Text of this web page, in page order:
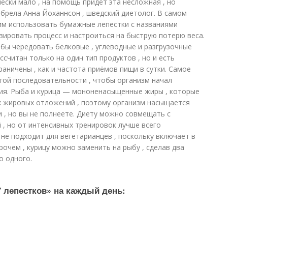
Анна Йоханнсон , шведский диетолог. В самом
использовать бумажные лепестки с названиями
процесс и настроиться на быструю потерю веса.
чередовать белковые , углеводные и разгрузочные
только на один тип продуктов , но и есть
, как и частота приёмов пищи в сутки. Самое
последовательности , чтобы организм начал
Рыба и курица — мононенасыщенные жиры , которые
отложений , поэтому организм насыщается
но вы не полнеете. Диету можно совмещать с
но от интенсивных тренировок лучше всего
подходит для вегетарианцев , поскольку включает в
, курицу можно заменить на рыбу , сделав два
одного.
на каждый день: